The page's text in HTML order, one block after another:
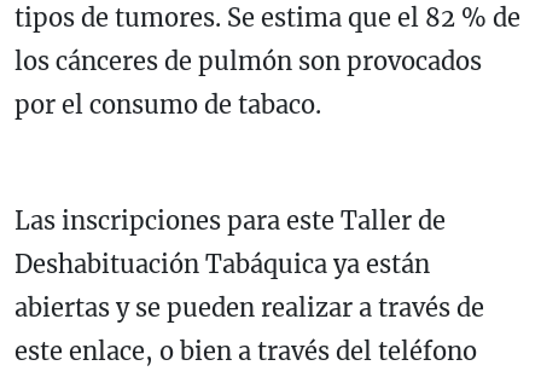
tipos de tumores. Se estima que el 82 % de
los cánceres de pulmón son provocados
por el consumo de tabaco.
Las inscripciones para este Taller de
Deshabituación Tabáquica ya están
abiertas y se pueden realizar a través de
este enlace, o bien a través del teléfono